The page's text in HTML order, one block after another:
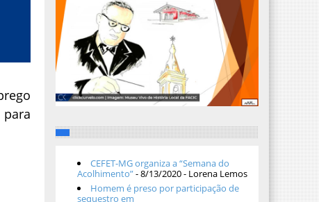
CEFET-MG organiza a “Semana do
Acolhimento”- 8/13/2020- Lorena Lemos
Homem é preso por participação de
sequestro em